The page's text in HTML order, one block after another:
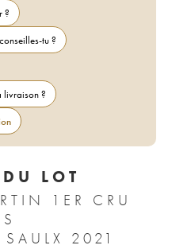
?
tu ?
livraison ?
LOT
1ER CRU
PARCELLAIRES DE SAULX 2021